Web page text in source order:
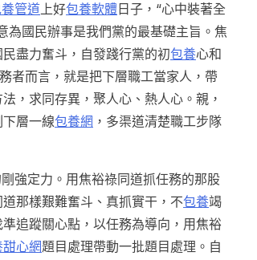
管道上好包養軟體 日子，“心中裝著全
為國民辦事是我們黨的最基礎主旨。焦
盡力奮斗，自發踐行黨的初包養心和
者而言，就是把下層職工當家人，帶
，求同存異，聚人心、熱人心。親，
層一線包養網 ，多渠道清楚職工步隊
強定力。用焦裕祿同道抓任務的那股
那樣艱難奮斗、真抓實干，不包養竭
追蹤關心點，以任務為導向，用焦裕
心網題目處理帶動一批題目處理。自